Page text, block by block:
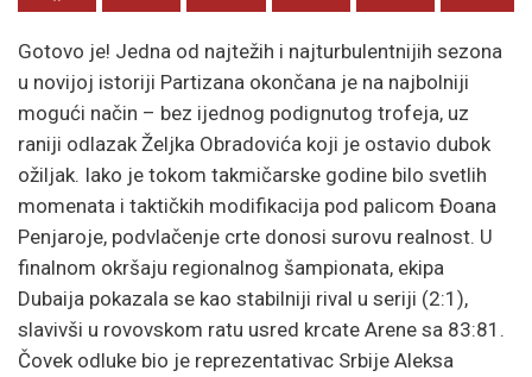
Gotovo je! Jedna od najtežih i najturbulentnijih sezona
u novijoj istoriji Partizana okončana je na najbolniji
mogući način – bez ijednog podignutog trofeja, uz
raniji odlazak Željka Obradovića koji je ostavio dubok
ožiljak. Iako je tokom takmičarske godine bilo svetlih
momenata i taktičkih modifikacija pod palicom Đoana
Penjaroje, podvlačenje crte donosi surovu realnost. U
finalnom okršaju regionalnog šampionata, ekipa
Dubaija pokazala se kao stabilniji rival u seriji (2:1),
slavivši u rovovskom ratu usred krcate Arene sa 83:81.
Čovek odluke bio je reprezentativac Srbije Aleksa